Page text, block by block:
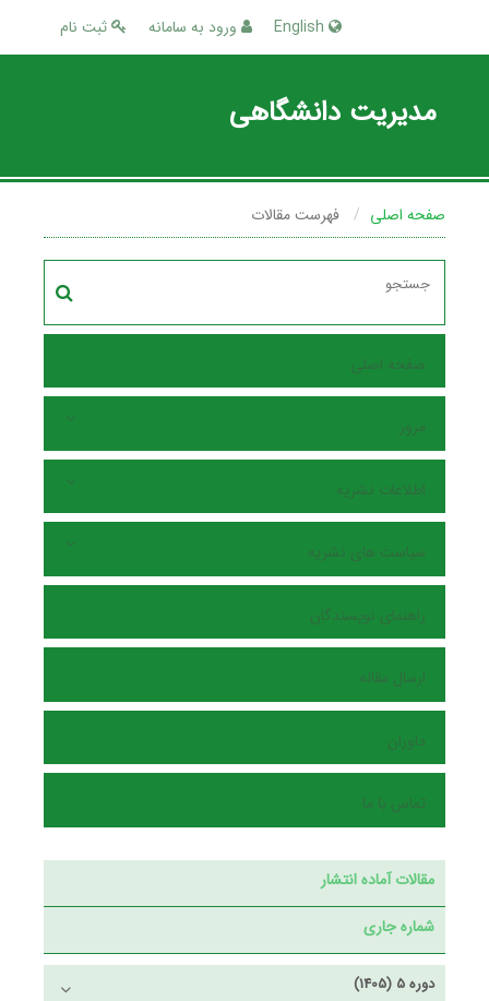
ثبت نام ورود به سامانه
مدیریت دانشگاهی
صفحه اصلی فهرست مقالات
صفحه اصلی
مرور
اطلاعات نشریه
سیاست های نشریه
راهنمای نویسندگان
ارسال مقاله
داوران
تماس با ما
مقالات آماده انتشار
شماره جاری
دوره 5 (1405)